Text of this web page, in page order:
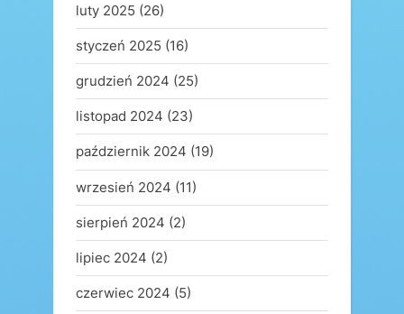
luty 2025 (26)
styczeń 2025 (16)
grudzień 2024 (25)
listopad 2024 (23)
październik 2024 (19)
wrzesień 2024 (11)
sierpień 2024 (2)
lipiec 2024 (2)
czerwiec 2024 (5)